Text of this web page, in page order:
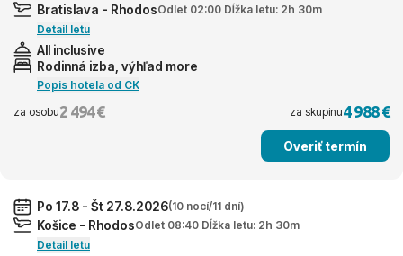
Bratislava - RhodosOdlet 02:00 Dĺžka letu: 2h 30m
Detail letu
All inclusive
Rodinná izba, výhľad more
Popis hotela od CK
za osobu2 494 € za skupinu4 988 €
Overiť termín
Po 17.8 - Št 27.8.2026(10 nocí/11 dní)
Košice - RhodosOdlet 08:40 Dĺžka letu: 2h 30m
Detail letu